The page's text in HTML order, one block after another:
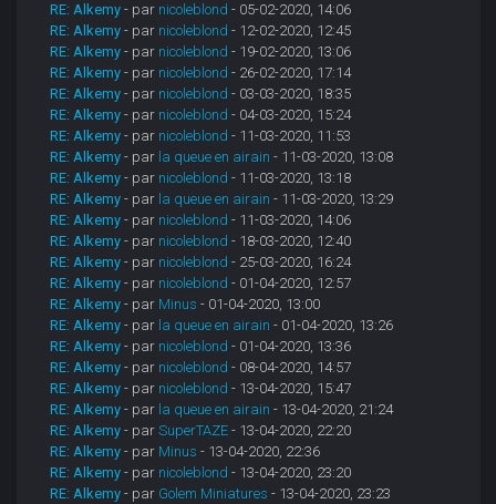
RE: Alkemy - par nicoleblond - 05-02-2020, 14:06
RE: Alkemy - par nicoleblond - 12-02-2020, 12:45
RE: Alkemy - par nicoleblond - 19-02-2020, 13:06
RE: Alkemy - par nicoleblond - 26-02-2020, 17:14
RE: Alkemy - par nicoleblond - 03-03-2020, 18:35
RE: Alkemy - par nicoleblond - 04-03-2020, 15:24
RE: Alkemy - par nicoleblond - 11-03-2020, 11:53
RE: Alkemy - par la queue en airain - 11-03-2020, 13:08
RE: Alkemy - par nicoleblond - 11-03-2020, 13:18
RE: Alkemy - par la queue en airain - 11-03-2020, 13:29
RE: Alkemy - par nicoleblond - 11-03-2020, 14:06
RE: Alkemy - par nicoleblond - 18-03-2020, 12:40
RE: Alkemy - par nicoleblond - 25-03-2020, 16:24
RE: Alkemy - par nicoleblond - 01-04-2020, 12:57
RE: Alkemy - par Minus - 01-04-2020, 13:00
RE: Alkemy - par la queue en airain - 01-04-2020, 13:26
RE: Alkemy - par nicoleblond - 01-04-2020, 13:36
RE: Alkemy - par nicoleblond - 08-04-2020, 14:57
RE: Alkemy - par nicoleblond - 13-04-2020, 15:47
RE: Alkemy - par la queue en airain - 13-04-2020, 21:24
RE: Alkemy - parSuperTAZE - 13-04-2020, 22:20
RE: Alkemy - par Minus - 13-04-2020, 22:36
RE: Alkemy - par nicoleblond - 13-04-2020, 23:20
RE: Alkemy - par Golem Miniatures - 13-04-2020, 23:23